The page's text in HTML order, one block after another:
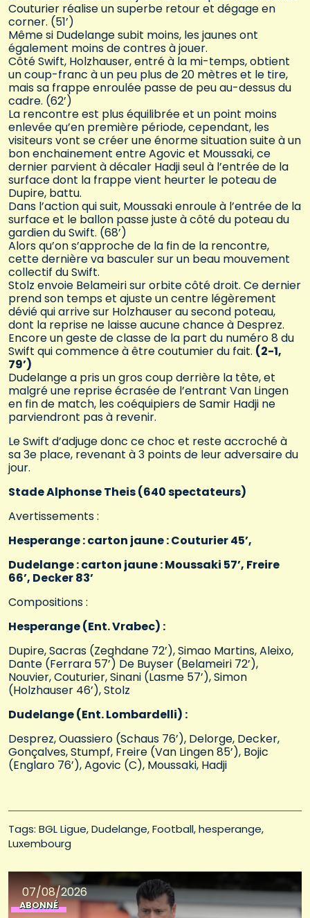
Couturier réalise un superbe retour et dégage en
corner. (51’)
Même si Dudelange subit moins, les jaunes ont
également moins de contres à jouer.
Côté Swift, Holzhauser, entré à la mi-temps, obtient
un coup-franc à un peu plus de 20 mètres et le tire,
mais sa frappe enroulée passe de peu au-dessus du
cadre. (62’)
La rencontre est plus équilibrée et un point moins
enlevée qu’en première période, cependant, les
visiteurs vont se créer une énorme situation suite à un
bon enchainement entre Agovic et Moussaki, ce
dernier parvient à décaler Hadji seul à l’entrée de la
surface dont la frappe vient heurter le poteau de
Dupire, battu.
Dans l’action qui suit, Moussaki enroule à l’entrée de la
surface et le ballon passe juste à côté du poteau du
gardien du Swift. (68’)
Alors qu’on s’approche de la fin de la rencontre,
cette dernière va basculer sur un beau mouvement
collectif du Swift.
Stolz envoie Belameiri sur orbite côté droit. Ce dernier
prend son temps et ajuste un centre légèrement
dévié qui arrive sur Holzhauser au second poteau,
dont la reprise ne laisse aucune chance à Desprez.
Encore un geste de classe de la part du numéro 8 du
Swift qui commence à être coutumier du fait. (2-1,
79’)
Dudelange a pris un gros coup derrière la tête, et
malgré une reprise écrasée de l’entrant Van Lingen
en fin de match, les coéquipiers de Samir Hadji ne
parviendront pas à revenir.
Le Swift d’adjuge donc ce choc et reste accroché à
sa 3e place, revenant à 3 points de leur adversaire du
jour.
Stade Alphonse Theis (640 spectateurs)
Avertissements :
Hesperange : carton jaune : Couturier 45’,
Dudelange : carton jaune : Moussaki 57’, Freire
66’, Decker 83’
Compositions :
Hesperange (Ent. Vrabec) :
Dupire, Sacras (Zeghdane 72’), Simao Martins, Aleixo,
Dante (Ferrara 57’) De Buyser (Belameiri 72’),
Nouvier, Couturier, Sinani (Lasme 57’), Simon
(Holzhauser 46’), Stolz
Dudelange (Ent. Lombardelli) :
Desprez, Ouassiero (Schaus 76’), Delorge, Decker,
Gonçalves, Stumpf, Freire (Van Lingen 85’), Bojic
(Englaro 76’), Agovic (C), Moussaki, Hadji
Tags: BGL Ligue Dudelange Football hesperange
Luxembourg
07/08/2026
ABONNÉ